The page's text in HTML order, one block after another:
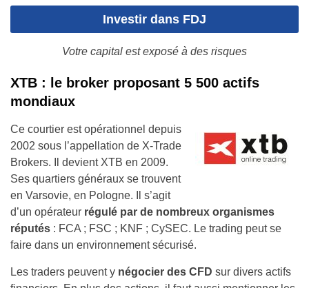
Investir dans FDJ
Votre capital est exposé à des risques
XTB : le broker proposant 5 500 actifs
mondiaux
Ce courtier est opérationnel depuis
2002 sous l’appellation de X-Trade
Brokers. Il devient XTB en 2009.
Ses quartiers généraux se trouvent
en Varsovie, en Pologne. Il s’agit
d’un opérateur régulé par de nombreux organismes
réputés : FCA ; FSC ; KNF ; CySEC. Le trading peut se
faire dans un environnement sécurisé.
Les traders peuvent y négocier des CFD sur divers actifs